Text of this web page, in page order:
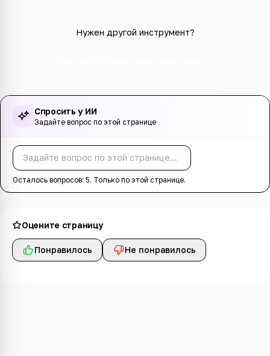
Нужен другой инструмент?
Спросить у ИИ
Задайте вопрос по этой странице
Осталось вопросов: 5. Только по этой странице.
Оцените страницу
Понравилось Не понравилось